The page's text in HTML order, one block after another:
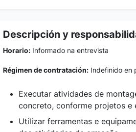
Descripción y
Horario: Informado na entrevista
Régimen de contratación: Indefinido en
Executar atividades de
concreto, conforme projetos e
Utilizar ferramentas e